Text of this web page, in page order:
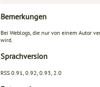
Bemerkungen
Bei Weblogs, die nur von einem Autor
wird.
Sprachversion
RSS 0.91, 0.92, 0.93, 2.0